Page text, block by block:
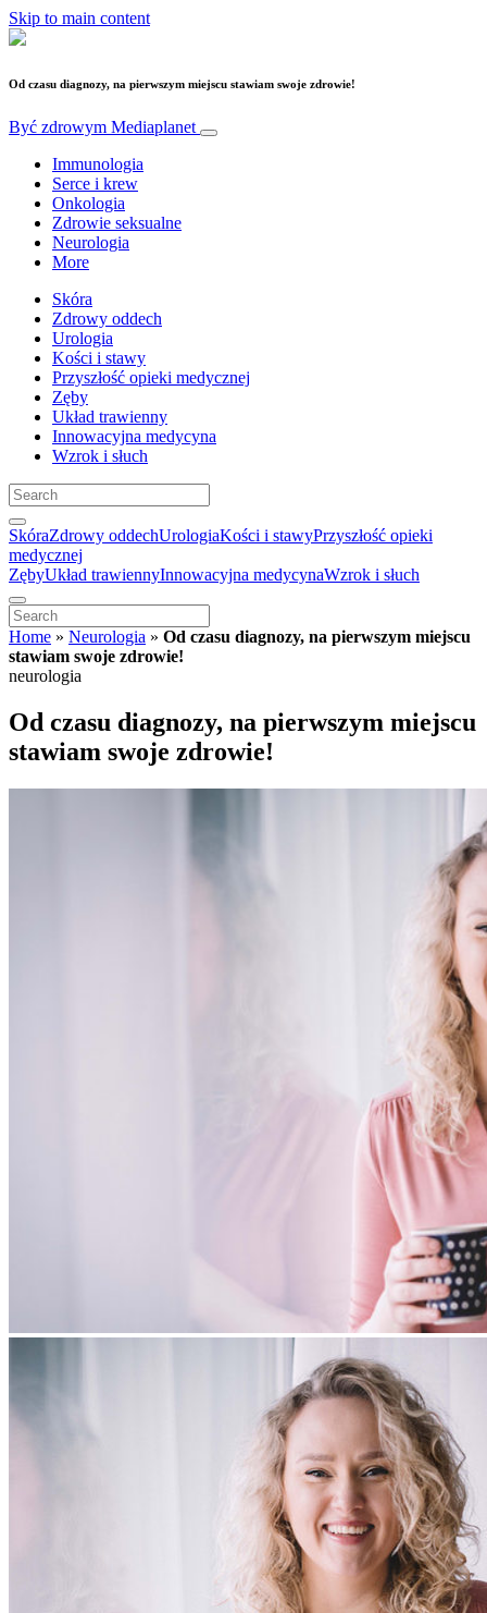
Skip to main content
Od czasu diagnozy, na pierwszym miejscu stawiam swoje zdrowie!
Być zdrowym Mediaplanet
Immunologia
Serce i krew
Onkologia
Zdrowie seksualne
Neurologia
More
Skóra
Zdrowy oddech
Urologia
Kości i stawy
Przyszłość opieki medycznej
Zęby
Układ trawienny
Innowacyjna medycyna
Wzrok i słuch
SkóraZdrowy oddechUrologiaKości i stawyPrzyszłość opieki
medycznej
ZębyUkład trawiennyInnowacyjna medycynaWzrok i słuch
Home » Neurologia » Od czasu diagnozy, na pierwszym miejscu
stawiam swoje zdrowie!
neurologia
Od czasu diagnozy, na pierwszym miejscu
stawiam swoje zdrowie!